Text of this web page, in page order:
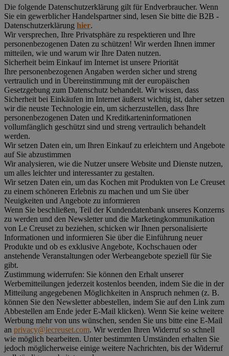
Die folgende Datenschutzerklärung gilt für Endverbraucher. Wenn
Sie ein gewerblicher Handelspartner sind, lesen Sie bitte die B2B -
Datenschutzerklärung hier.
Wir versprechen, Ihre Privatsphäre zu respektieren und Ihre
personenbezogenen Daten zu schützen! Wir werden Ihnen immer
mitteilen, wie und warum wir Ihre Daten nutzen.
Sicherheit beim Einkauf im Internet ist unsere Priorität
Ihre personenbezogenen Angaben werden sicher und streng
vertraulich und in Übereinstimmung mit der europäischen
Gesetzgebung zum Datenschutz behandelt. Wir wissen, dass
Sicherheit bei Einkäufen im Internet äußerst wichtig ist, daher setzen
wir die neuste Technologie ein, um sicherzustellen, dass Ihre
personenbezogenen Daten und Kreditkarteninformationen
vollumfänglich geschützt sind und streng vertraulich behandelt
werden.
Wir setzen Daten ein, um Ihren Einkauf zu erleichtern und Angebote
auf Sie abzustimmen
Wir analysieren, wie die Nutzer unsere Website und Dienste nutzen,
um alles leichter und interessanter zu gestalten.
Wir setzen Daten ein, um das Kochen mit Produkten von Le Creuset
zu einem schöneren Erlebnis zu machen und um Sie über
Neuigkeiten und Angebote zu informieren
Wenn Sie beschließen, Teil der Kundendatenbank unseres Konzerns
zu werden und den Newsletter und die Marketingkommunikation
von Le Creuset zu beziehen, schicken wir Ihnen personalisierte
Informationen und informieren Sie über die Einführung neuer
Produkte und ob es exklusive Angebote, Kochschauen oder
anstehende Veranstaltungen oder Werbeangebote speziell für Sie
gibt.
Zustimmung widerrufen: Sie können den Erhalt unserer
Werbemitteilungen jederzeit kostenlos beenden, indem Sie die in der
Mitteilung angegebenen Möglichkeiten in Anspruch nehmen (z. B.
können Sie den Newsletter abbestellen, indem Sie auf den Link zum
Abbestellen am Ende jeder E-Mail klicken). Wenn Sie keine weitere
Werbung mehr von uns wünschen, senden Sie uns bitte eine E-Mail
an privacy@lecreuset.com. Wir werden Ihren Widerruf so schnell
wie möglich bearbeiten. Unter bestimmten Umständen erhalten Sie
jedoch möglicherweise einige weitere Nachrichten, bis der Widerruf